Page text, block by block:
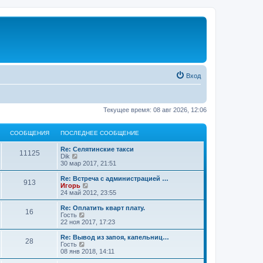
Вход
Текущее время: 08 авг 2026, 12:06
СООБЩЕНИЯ ПОСЛЕДНЕЕ СООБЩЕНИЕ
11125
Re: Селятинские такси
Dik
е
р
е
т
п
о
с
е
д
н
е
30 мар 2017, 21:51
913
Re: Встреча с администрацией …
Игорь
е
р
е
т
п
о
с
24 май 2012, 23:55
16
Re: Оплатить кварт плату.
Гость
е
р
е
т
22 ноя 2017, 17:23
28
Re: Вывод из запоя, капельниц…
Гость
е
р
08 янв 2018, 14:11